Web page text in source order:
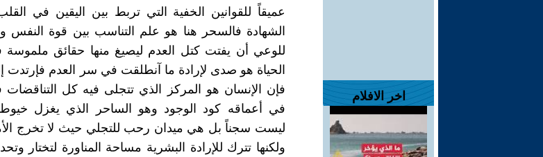
اخر الافلام
عميقاً للقوانين الخفية التي تربط بين اليقين في
الشهادة فالسحر هنا هو علم التناسب بين قوة النفس
للوعي أن يفتت كتل العدم ليصيغ منها حقائق
الحياة هو صدى لإرادة ما آنطلقت في سر العدم فإرتدت
فإن الإنسان هو المركز الذي تتجلى فيه كل
في أعماقه كود الوجود وهو الساحر الذي يغزل خيوط
ليست سجناً بل هي ميدان رحب للتجلي حيث لا تخرج
ولكنها تترك للإرادة البشرية مساحة المناورة لتختار